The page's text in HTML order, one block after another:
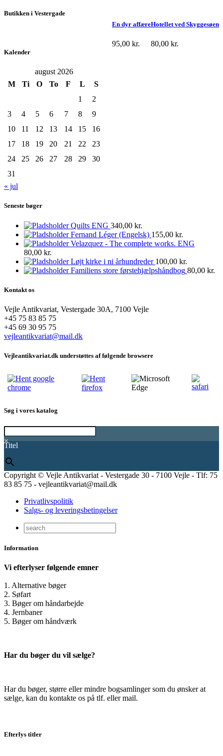
Hotellet ved Skyggesøen
80,00 kr.
En dyr affære
95,00 kr.
Butikken i Vestergade
Kalender
august 2026
M
Ti O To F L
S
1
2
3
4 5 6 7 8
9
10
11 12 13 14 15
16
17
18 19 20 21 22
23
24
25 26 27 28 29
30
31
« jul
Seneste bøger
Quilts ENG 340,00 kr.
Fernand Léger (Engelsk) 155,00 kr.
Velazquez - The complete works. ENG
80,00 kr.
Løjt kirke i ni århundreder 100,00 kr.
Familiens store førstehjælpshåndbog 80,00 kr.
Kontakt os
Vejle Antikvariat, Vestergade 30A, 7100 Vejle
+45 75 83 85 75
+45 69 30 95 75
vejleantikvariat@mail.dk
Vejleantikvariat.dk understøttes af følgende browsere
Søg i vores katalog
×
Titel
Copyright © Vejle Antikvariat - Vestergade 30 - 7100 Vejle - Tlf: 75
83 85 75 - vejleantikvariat@mail.dk
Privatlivspolitik
Salgs- og leveringsbetingelser
Information
Vi efterlyser følgende emner
1. Alternative bøger
2. Søfart
3. Bøger om håndarbejde
4. Jernbaner
5. Bøger om håndværk
Har du bøger du vil sælge?
Har du bøger, større eller mindre bogsamlinger som du ønsker at
sælge, kan du kontakte os på tlf. eller mail.
Efterlys titler